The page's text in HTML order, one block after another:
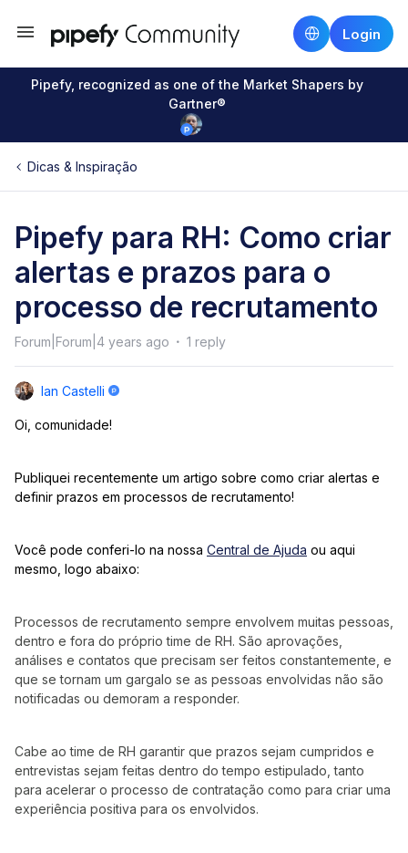
Login
Pipefy, recognized as one of the Market Shapers by
Gartner®
Dicas & Inspiração
Pipefy para RH: Como criar
alertas e prazos para o
processo de recrutamento
Forum|Forum|4 years ago 1 reply
Ian Castelli
Oi, comunidade!
Publiquei recentemente um artigo sobre como criar alertas e
definir prazos em processos de recrutamento!
Você pode conferi-lo na nossa Central de Ajuda ou aqui
mesmo, logo abaixo:
Processos de recrutamento sempre envolvem muitas pessoas,
dentro e fora do próprio time de RH. São aprovações,
análises e contatos que precisam ser feitos constantemente, e
que se tornam um gargalo se as pessoas envolvidas não são
notificadas ou demoram a responder.
Cabe ao time de RH garantir que prazos sejam cumpridos e
entrevistas sejam feitas dentro do tempo estipulado, tanto
para acelerar o processo de contratação como para criar uma
experiência positiva para os envolvidos.